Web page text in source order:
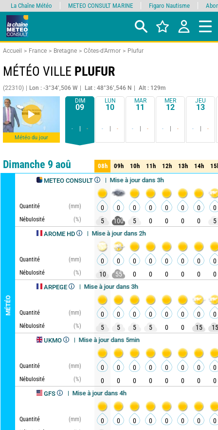
Accueil France Bretagne Côtes-d'Armor Plufur
MÉTÉO VILLE PLUFUR
(22310) Lon : -3°34’,506 W Lat : 48°36’,546 N Alt : 129m
Météo du jour
DIM
09
- -
LUN
10
- -
MAR
11
- -
MER
12
- -
JEU
13
- -
Comparateur détaillé synthétique
Dimanche 9 aoû
MÉTÉO
METEO CONSULT Mise à jour dans 3h
Quantité
(mm)
Nébulosité
(%)
AROME HD Mise à jour dans 2h
Quantité
(mm)
Nébulosité
(%)
Mise à jour dans 3h
Quantité
(mm)
Nébulosité
(%)
UKMO Mise à jour dans 5min
Quantité
(mm)
Nébulosité
(%)
Mise à jour dans 4h
Quantité
(mm)
08h 09h 10h 11h 12h 13h 14h
08h 09h 10h 11h 12h 13h 14h
0 0 0 0 0 0 0
0
5
100 5 0 0 0 0 5
0 0 0 0 0 0 0
0
10
55 0 0 0 0 0 0
0 0 0 0 0 0 0
0
5
5 5 5 0 0 15 15
0 0 0 0 0 0 0
0
0
0 0 0 0 0 0 0
0 0 0 0 0 0 0
0
La Chaîne Météo METEO CONSULT MARINE Figaro Nautisme